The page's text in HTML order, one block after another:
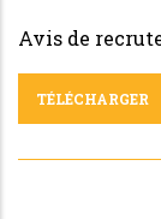
Avis de
TÉLÉCHARGER